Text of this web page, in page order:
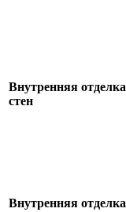
Внутренняя отделка
стен
Внутренняя отделка